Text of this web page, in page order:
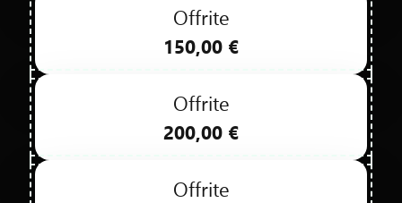
Offrite
150,00 €
Offrite
200,00 €
Offrite